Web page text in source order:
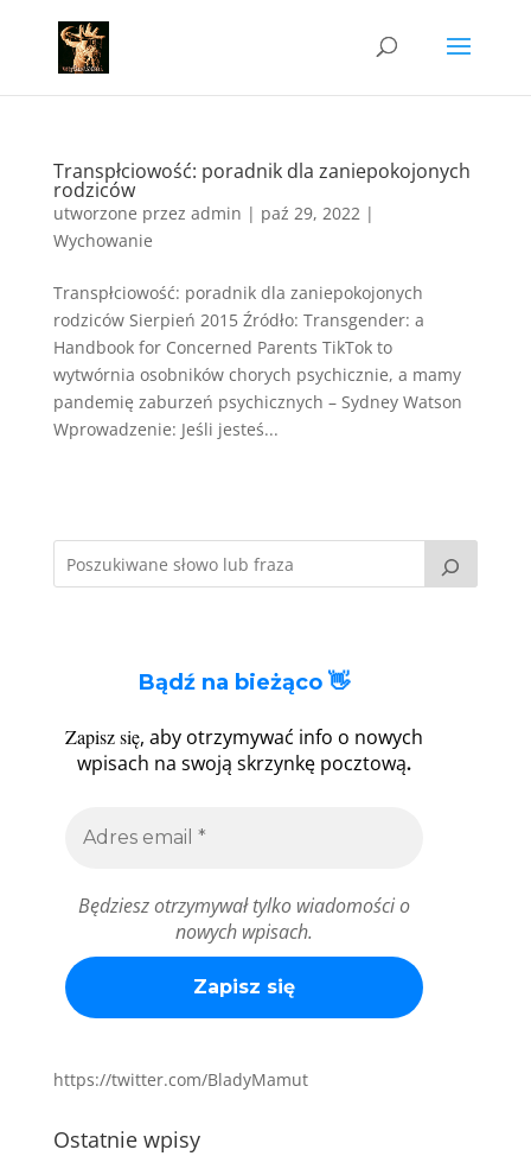
Transpłciowość: poradnik dla zaniepokojonych
rodziców
utworzone przez admin | paź 29, 2022|
Wychowanie
Transpłciowość: poradnik dla zaniepokojonych
rodziców Sierpień 2015 Źródło: Transgender: a
Handbook for Concerned Parents TikTok to
wytwórnia osobników chorych psychicznie, a mamy
pandemię zaburzeń psychicznych – Sydney Watson
Wprowadzenie: Jeśli jesteś...
Bądź na bieżąco 👋
Zapisz się, aby otrzymywać info o nowych
wpisach na swoją skrzynkę pocztową.
Będziesz otrzymywał tylko wiadomości o
nowych wpisach.
https://twitter.com/BladyMamut
Ostatnie wpisy